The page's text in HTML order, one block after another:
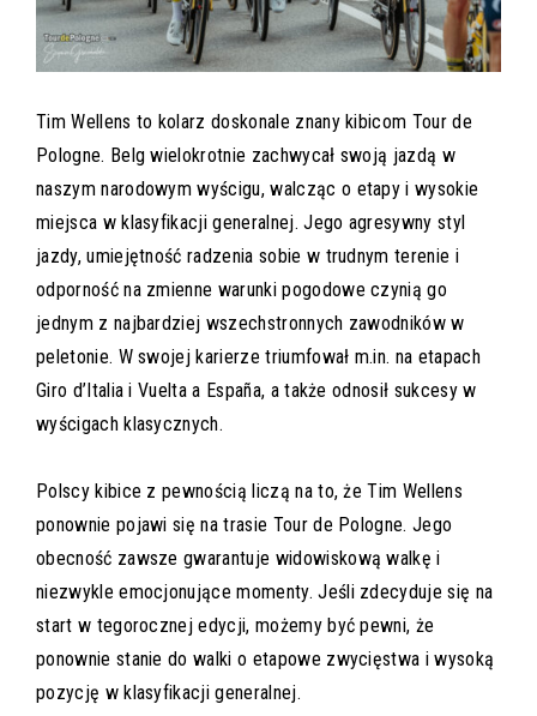
Tim Wellens to kolarz doskonale znany kibicom Tour de
Pologne. Belg wielokrotnie zachwycał swoją jazdą w
naszym narodowym wyścigu, walcząc o etapy i wysokie
miejsca w klasyfikacji generalnej. Jego agresywny styl
jazdy, umiejętność radzenia sobie w trudnym terenie i
odporność na zmienne warunki pogodowe czynią go
jednym z najbardziej wszechstronnych zawodników w
peletonie. W swojej karierze triumfował m.in. na etapach
Giro d’Italia i Vuelta a España, a także odnosił sukcesy w
wyścigach klasycznych.
Polscy kibice z pewnością liczą na to, że Tim Wellens
ponownie pojawi się na trasie Tour de Pologne. Jego
obecność zawsze gwarantuje widowiskową walkę i
niezwykle emocjonujące momenty. Jeśli zdecyduje się na
start w tegorocznej edycji, możemy być pewni, że
ponownie stanie do walki o etapowe zwycięstwa i wysoką
pozycję w klasyfikacji generalnej.